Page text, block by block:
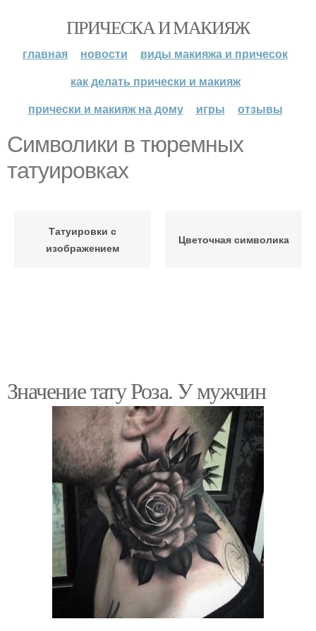
ПРИЧЕСКА И МАКИЯЖ
главная новости
виды макияжа и причесок
как делать прически и макияж
прически и макияж на дому
игры отзывы
Символики в тюремных
татуировках
Татуировки с
изображением
Цветочная символика
Значение тату Роза. У мужчин